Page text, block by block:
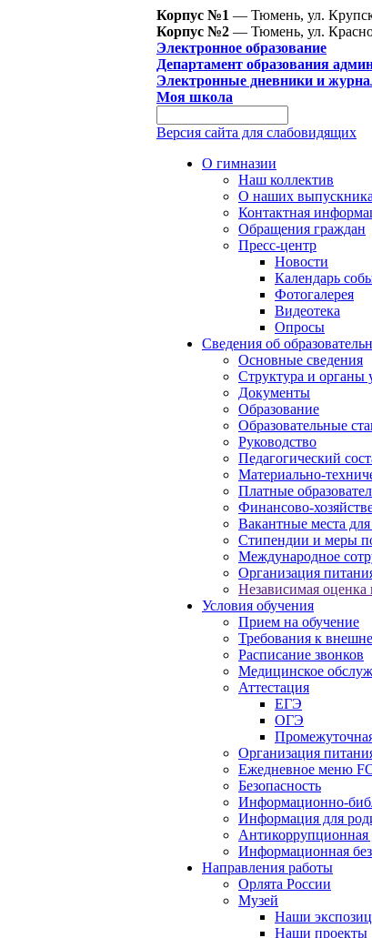
Корпус №1 — Тюмень, ул.
Корпус №2 — Тюмень, ул.
Электронное образование
Департамент образования
Электронные дневники и
Моя школа
Версия сайта для слабовидящих
О гимназии
Наш коллектив
О наших
Контактная
Обращения граждан
Пресс-центр
Новости
Календарь
Фотогалерея
Видеотека
Опросы
Сведения об
Основные сведения
Структура и органы
Документы
Образование
Образовательные
Руководство
Педагогический
Материально-
Платные
Финансово-
Вакантные места
Стипендии и меры
Международное
Организация
Независимая оценка
Условия обучения
Прием на обучение
Требования к
Расписание звонков
Медицинское
Аттестация
ЕГЭ
ОГЭ
Организация
Ежедневное меню
Безопасность
Информационно-
Информация для
Антикоррупционная
Информационная
Направления работы
Орлята России
Музей
Наши
Наши проекты